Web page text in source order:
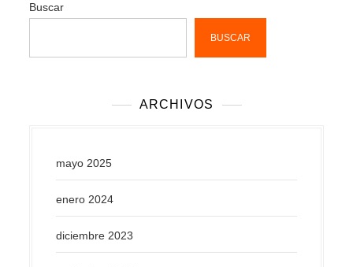
Buscar
BUSCAR
ARCHIVOS
mayo 2025
enero 2024
diciembre 2023